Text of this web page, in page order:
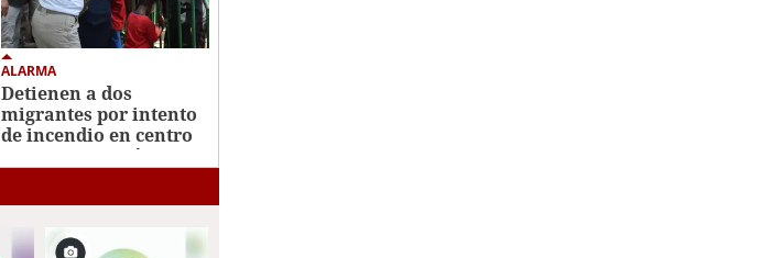
ALARMA
Detienen a dos
migrantes por intento
de incendio en centro
migrante en México